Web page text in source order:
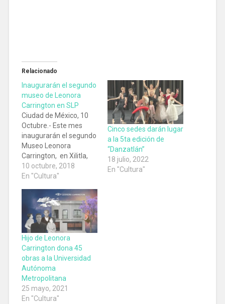
Relacionado
Inaugurarán el segundo
museo de Leonora
Carrington en SLP
Ciudad de México, 10
Octubre.- Este mes
inaugurarán el segundo
Museo Leonora
Carrington, en Xilitla,
San Luis Potosí, mujer
pintora, escritora y
Carrington tuvo un lazo
especial con el lugar
donde abrirán las
puertas al público para
admirar de sus obrar
más representativas
podrás disfrutar desde
literatura, pintura,
escultura, grabado,…
10 octubre, 2018
En "Cultura"
Cinco sedes darán lugar
a la 5ta edición de
“Danzatlán”
18 julio, 2022
En "Cultura"
Hijo de Leonora
Carrington dona 45
obras a la Universidad
Autónoma
Metropolitana
25 mayo, 2021
En "Cultura"